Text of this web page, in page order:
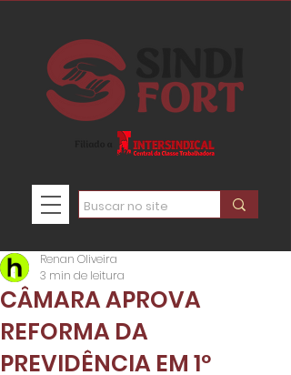
CÂMARA APROVA
REFORMA DA
PREVIDÊNCIA EM 1º
Renan Oliveira
3 min de leitura